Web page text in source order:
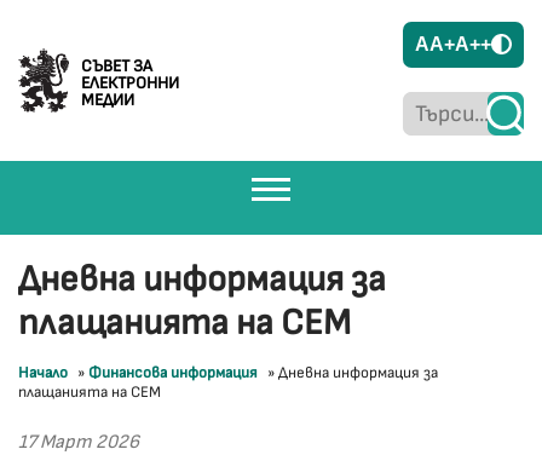
СЪВЕТ ЗА
ЕЛЕКТРОННИ
МЕДИИ
AA+A++
Дневна информация за
плащанията на СЕМ
Начало » Финансова информация »Дневна информация за
плащанията на СЕМ
17 Март 2026